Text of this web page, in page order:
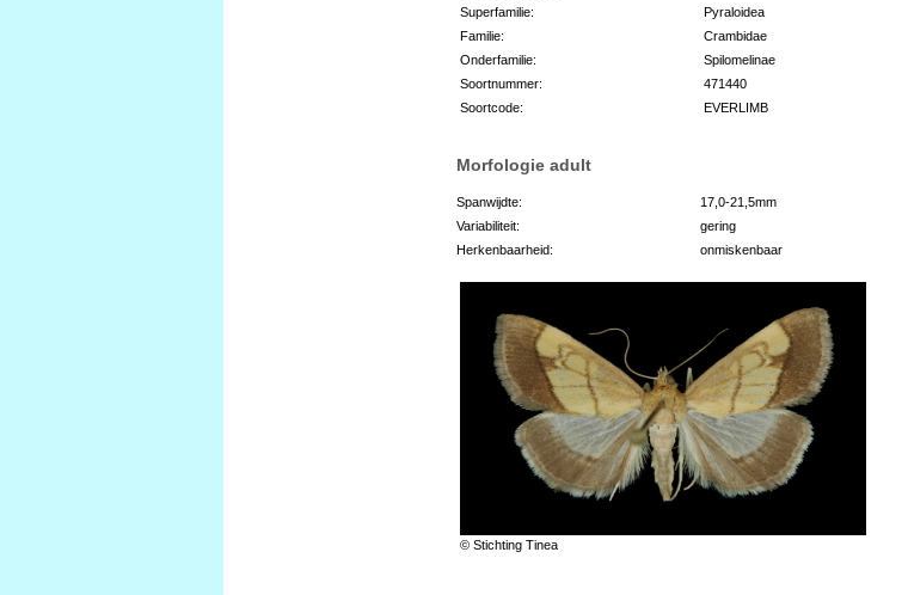
Superfamilie:
Pyraloidea
Familie:
Crambidae
Onderfamilie:
Spilomelinae
Soortnummer:
471440
Soortcode:
EVERLIMB
Morfologie adult
Spanwijdte:
17,0-21,5mm
Variabiliteit:
gering
Herkenbaarheid:
onmiskenbaar
© Stichting Tinea